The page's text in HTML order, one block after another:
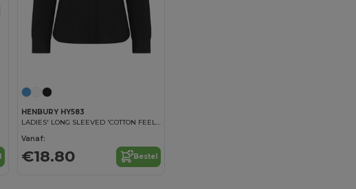
HENBURY HY583
LADIES' LONG SLEEVED 'COTTON FEEL' COOLPLUS® SHIRT
Vanaf:
€18.80 Bestel